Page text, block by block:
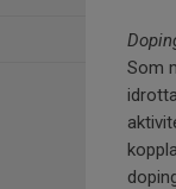
Som